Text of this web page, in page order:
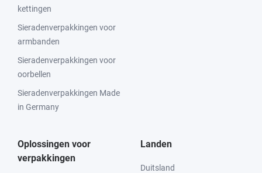
kettingen
Sieradenverpakkingen voor
armbanden
Sieradenverpakkingen voor
oorbellen
Sieradenverpakkingen Made
in Germany
Oplossingen voor
verpakkingen
Landen
Duitsland